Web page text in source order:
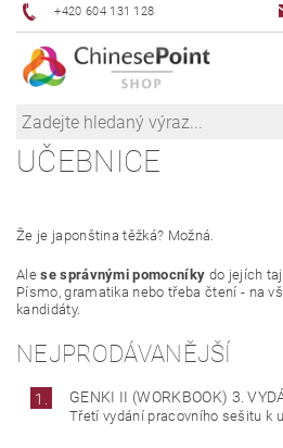
+420 604 131 128
UČEBNICE
Že je japonština těžká? Možná.
Alese správnými pomocníky do jejích
Písmo, gramatika nebo třeba čtení - na
kandidáty.
NEJPRODÁVANĚJŠÍ
1. GENKI II (WORKBOOK) 3.
Třetí vydání pracovního sešitu k